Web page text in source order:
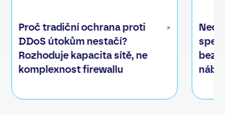
Proč tradiční ochrana proti
DDoS útokům nestačí?
Rozhoduje kapacita sítě, ne
komplexnost firewallu